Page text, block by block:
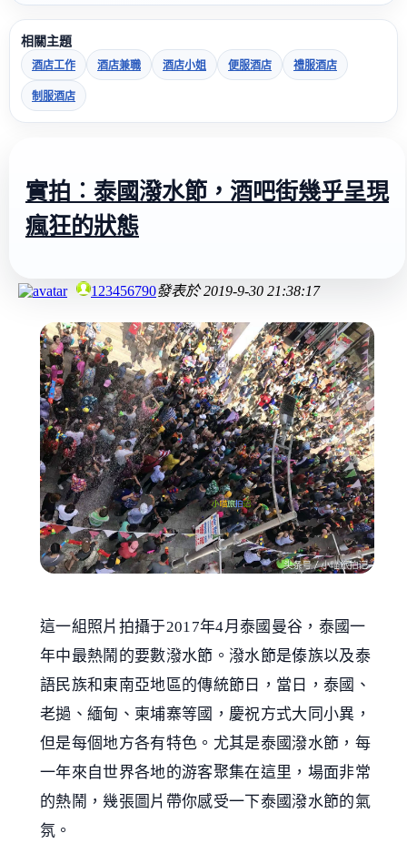
相關主題
酒店工作 酒店兼職 酒店小姐 便服酒店 禮服酒店
制服酒店
實拍︰泰國潑水節，酒吧街幾乎呈現
瘋狂的狀態
123456790發表於2019-9-30 21:38:17
這一組照片拍攝于2017年4月泰國曼谷，泰國一
年中最熱鬧的要數潑水節。潑水節是傣族以及泰
語民族和東南亞地區的傳統節日，當日，泰國、
老撾、緬甸、柬埔寨等國，慶祝方式大同小異，
但是每個地方各有特色。尤其是泰國潑水節，每
一年來自世界各地的游客聚集在這里，場面非常
的熱鬧，幾張圖片帶你感受一下泰國潑水節的氣
氛。